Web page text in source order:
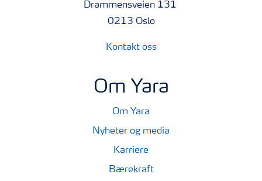
Drammensveien 131
0213 Oslo
Kontakt oss
Om Yara
Om Yara
Nyheter og media
Karriere
Bærekraft